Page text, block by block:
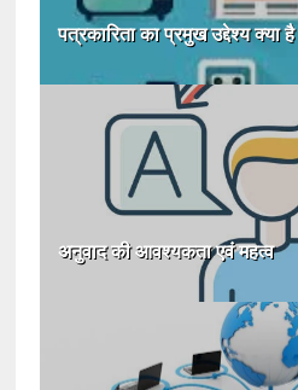
पत्रकारिता का प्रमुख उद्देश्य क्या है
अनुवाद की आवश्यकता एवं महत्व